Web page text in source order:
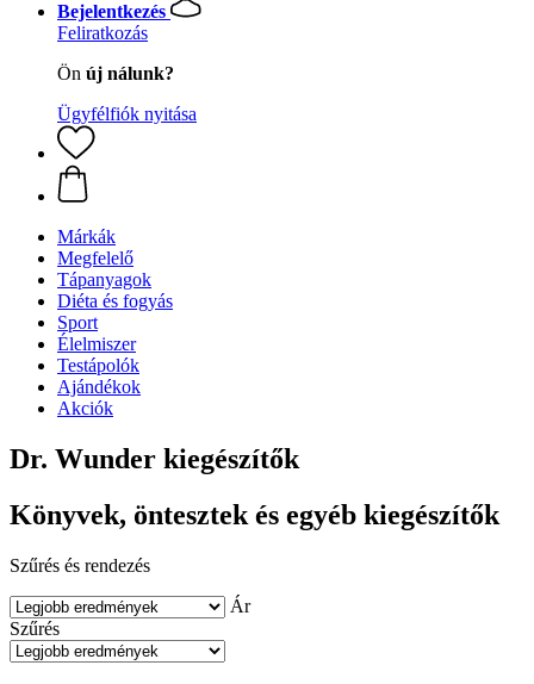
Bejelentkezés
Feliratkozás
Ön új nálunk?
Ügyfélfiók nyitása
Márkák
Megfelelő
Tápanyagok
Diéta és fogyás
Sport
Élelmiszer
Testápolók
Ajándékok
Akciók
Dr. Wunder kiegészítők
Könyvek, öntesztek és egyéb kiegészítők
Szűrés és rendezés
Ár
Szűrés